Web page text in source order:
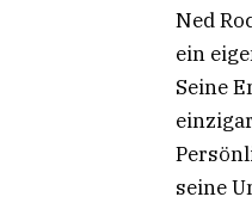
Ned
ein
Seine
seine